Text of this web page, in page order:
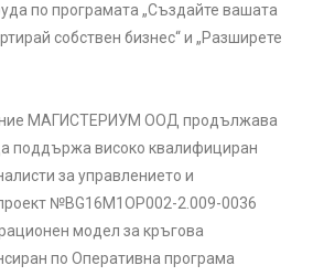
по програмата „Създайте вашата
собствен бизнес“ и „Разширете
МАГИСТЕРИУМ ООД продължава
поддържа високо квалифициран
за управлението и
№BG16M1OP002-2.‎009-0036
модел за кръгова
по Оперативна програма